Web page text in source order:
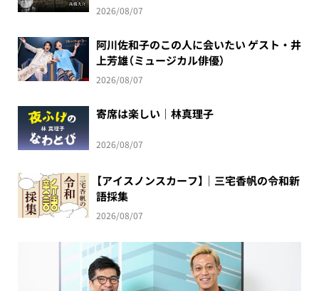
2026/08/07
阿川佐和子のこの人に会いたい ゲスト・井
上芳雄（ミュージカル俳優）
2026/08/07
寄席は楽しい｜林真理子
2026/08/07
【アイスノンスカーフ】｜三宅香帆の令和新
語採集
2026/08/07